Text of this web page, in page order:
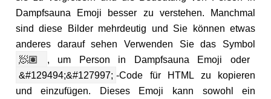
Dampfsauna Emoji besser zu verstehen. Manchmal
sind diese Bilder mehrdeutig und Sie können etwas
anderes darauf sehen Verwenden Sie das Symbol
🧖🏽
, um Person in Dampfsauna Emoji oder
&#129494;&#127997; -Code für HTML zu kopieren
und einzufügen. Dieses Emoji kann sowohl ein